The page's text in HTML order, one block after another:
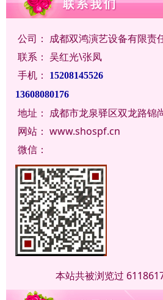
公司： 成都双鸿演艺设备有限责
联系： 吴红光\张凤
手机：
15208145526
13608080176
地址： 成都市龙泉驿区双龙路锦
网站： www.shospf.cn
微信：
本站共被浏览过